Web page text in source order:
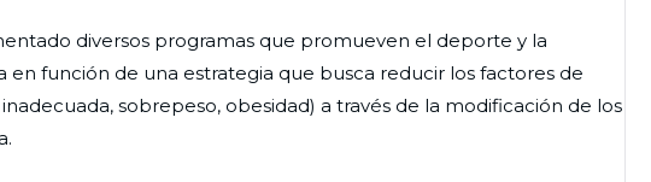
diversos programas que promueven el deporte y la
en función de una estrategia que busca reducir los factores de
sobrepeso, obesidad) a través de la modificación de los